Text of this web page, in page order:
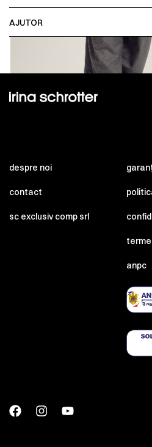
AJUTOR
despre noi
contact
sc exclusiv comp srl
anpc